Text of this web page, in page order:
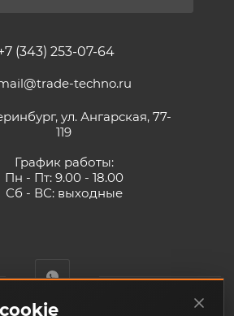
(343) 253-07-64
techno.ru
ул. Ангарская, 77-
119
График работы:
Пн - Пт: 9.00 - 18.00
Сб - ВС: выходные